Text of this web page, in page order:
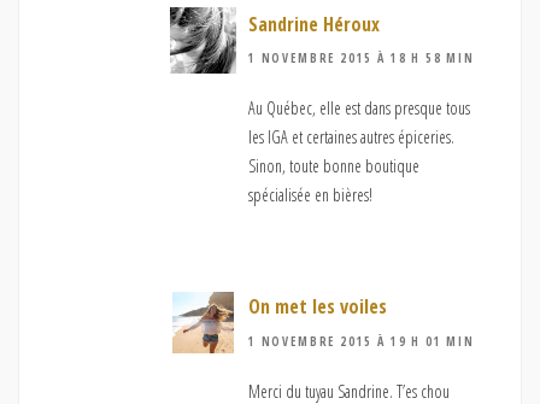
Sandrine Héroux
1 NOVEMBRE 2015 À 18 H 58 MIN
Au Québec, elle est dans presque tous
les IGA et certaines autres épiceries.
Sinon, toute bonne boutique
spécialisée en bières!
On met les voiles
1 NOVEMBRE 2015 À 19 H 01 MIN
Merci du tuyau Sandrine. T’es chou